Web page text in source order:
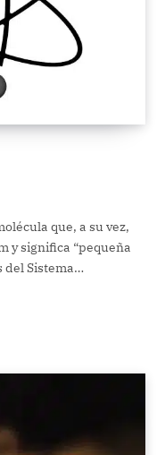
que, a su vez,
y significa “pequeña
del Sistema…